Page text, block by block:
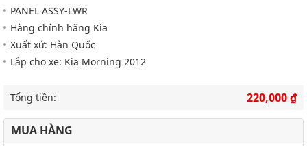
PANEL ASSY-LWR
Hàng chính hãng Kia
Xuất xứ: Hàn Quốc
Lắp cho xe: Kia Morning 2012
Tổng tiền: 220,000 ₫
MUA HÀNG